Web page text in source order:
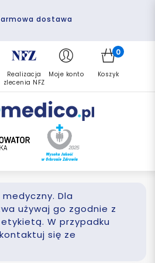
dostawa
fizjoterapeuty
PFRON
Refundacja NFZ
zlecenie ponownie
Realizacja
zlecenia NFZ
Moje konto
0
Koszyk
Dla
używaj go zgodnie z
W przypadku
się ze